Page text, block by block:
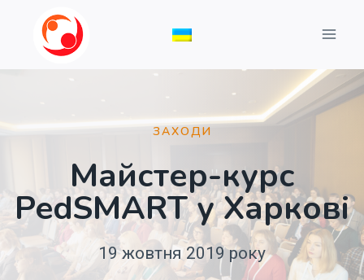
Перейти
ЗАХОДИ
Майстер-курс
PedSMART у Харкові
19 жовтня 2019 року